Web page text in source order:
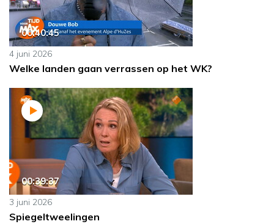
00:40:45
4 juni 2026
Welke landen gaan verrassen op het WK?
00:39:37
3 juni 2026
Spiegeltweelingen